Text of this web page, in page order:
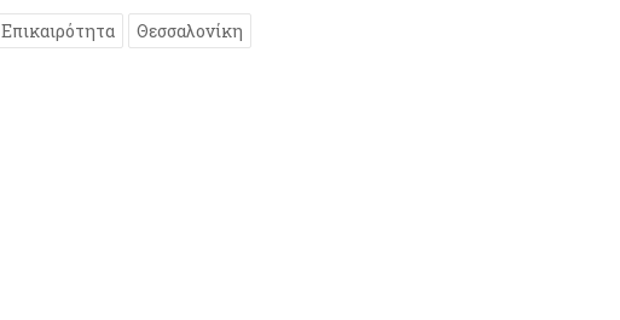
Επικαιρότητα Θεσσαλονίκη